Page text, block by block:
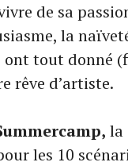
de sa
la
tout donné
rêve d’artiste.
la
les 10